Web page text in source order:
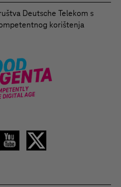
Deutsche Telekom s
korištenja